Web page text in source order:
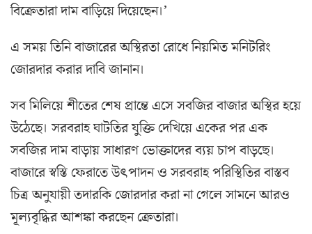
বিক্রেতারা দাম বাড়িয়ে দিয়েছেন।’
এ সময় তিনি বাজারের অস্থিরতা রোধে নিয়মিত মনিটরিং
জোরদার করার দাবি জানান।
সব মিলিয়ে শীতের শেষ প্রান্তে এসে সবজির বাজার অস্থির হয়ে
উঠেছে। সরবরাহ ঘাটতির যুক্তি দেখিয়ে একের পর এক
সবজির দাম বাড়ায় সাধারণ ভোক্তাদের ব্যয় চাপ বাড়ছে।
বাজারে স্বস্তি ফেরাতে উৎপাদন ও সরবরাহ পরিস্থিতির বাস্তব
চিত্র অনুযায়ী তদারকি জোরদার করা না গেলে সামনে আরও
মূল্যবৃদ্ধির আশঙ্কা করছেন ক্রেতারা।